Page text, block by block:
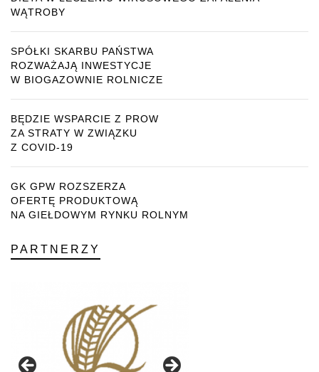
WĄTROBY
SPÓŁKI SKARBU PAŃSTWA
ROZWAŻAJĄ INWESTYCJE
W BIOGAZOWNIE ROLNICZE
BĘDZIE WSPARCIE Z PROW
ZA STRATY W ZWIĄZKU
Z COVID-19
GK GPW ROZSZERZA
OFERTĘ PRODUKTOWĄ
NA GIEŁDOWYM RYNKU ROLNYM
PARTNERZY